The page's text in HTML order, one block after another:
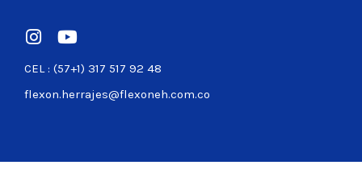
CEL : (57+1) 317 517 92 48
flexon.herrajes@flexoneh.com.co